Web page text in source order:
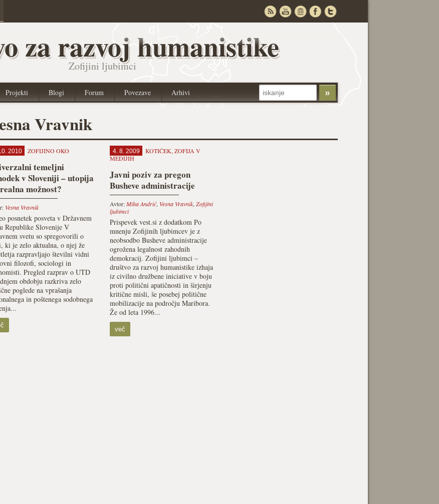
za razvoj humanistike
Zofijini ljubimci
Projekti Blogi Forum Povezave Arhivi
Vravnik
2010 ZOFIJINO OKO
temeljni
v Sloveniji – utopija
možnost?
Vesna Vravnik
posnetek posveta v Državnem
Republike Slovenije V
svetu so spregovorili o
ki je zelo aktualna, o njej že
razpravljajo številni vidni
filozofi, sociologi in
Pregled razprav o UTD
obdobju razkriva zelo
poglede na vprašanja
in poštenega sodobnega
4. 8. 2009 KOTIČEK, ZOFIJA V
MEDIJIH
Javni poziv za pregon
Busheve administracije
Avtor:Miha Andrić, Vesna Vravnik, Zofijini
ljubimci
Prispevek vest.si z dodatkom Po
mnenju Zofijinih ljubimcev je z
neobsodbo Busheve administracije
ogrožena legalnost zahodnih
demokracij. Zofijini ljubimci –
društvo za razvoj humanistike izhaja
iz civilno družbene iniciative v boju
proti politični apatičnosti in širjenju
kritične misli, še posebej politične
mobilizacije na področju Maribora.
Že od leta 1996...
več